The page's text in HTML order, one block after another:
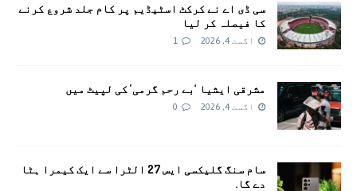
سی ڈی اے نے کرکٹ اسٹیڈیم پر کام جلد شروع کرنے
کا فیصلہ کر لیا
اگست 4, 2026 1
مشرقی ایشیا ‘بے رحم گرمی’ کی لپیٹ میں
اگست 4, 2026 0
سام سنگ گلیکسی ایس 27 الٹرا سے ایک کیمرا ہٹا
دے گا.